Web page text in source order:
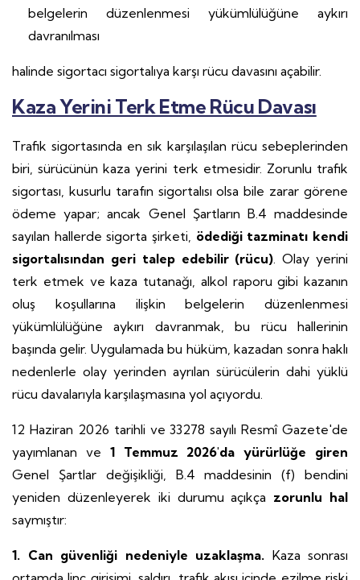
belgelerin düzenlenmesi yükümlülüğüne aykırı
davranılması
halinde sigortacı sigortalıya karşı rücu davasını açabilir.
Kaza Yerini Terk Etme Rücu Davası
Trafik sigortasında en sık karşılaşılan rücu sebeplerinden
biri, sürücünün kaza yerini terk etmesidir. Zorunlu trafik
sigortası, kusurlu tarafın sigortalısı olsa bile zarar görene
ödeme yapar; ancak Genel Şartların B.4 maddesinde
sayılan hallerde sigorta şirketi, ödediği tazminatı kendi
sigortalısından geri talep edebilir (rücu). Olay yerini
terk etmek ve kaza tutanağı, alkol raporu gibi kazanın
oluş koşullarına ilişkin belgelerin düzenlenmesi
yükümlülüğüne aykırı davranmak, bu rücu hallerinin
başında gelir. Uygulamada bu hüküm, kazadan sonra haklı
nedenlerle olay yerinden ayrılan sürücülerin dahi yüklü
rücu davalarıyla karşılaşmasına yol açıyordu.
12 Haziran 2026 tarihli ve 33278 sayılı Resmî Gazete'de
yayımlanan ve 1 Temmuz 2026'da yürürlüğe giren
Genel Şartlar değişikliği, B.4 maddesinin (f) bendini
yeniden düzenleyerek iki durumu açıkça zorunlu hal
saymıştır:
1. Can güvenliği nedeniyle uzaklaşma. Kaza sonrası